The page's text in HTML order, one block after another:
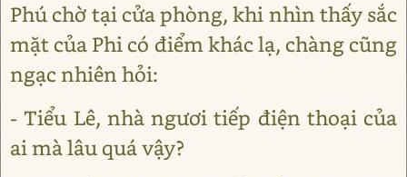
Phú chờ tại cửa phòng, khi nhìn thấy sắc
mặt của Phi có điểm khác lạ, chàng cũng
ngạc nhiên hỏi:
- Tiểu Lê, nhà ngươi tiếp điện thoại của
ai mà lâu quá vậy?